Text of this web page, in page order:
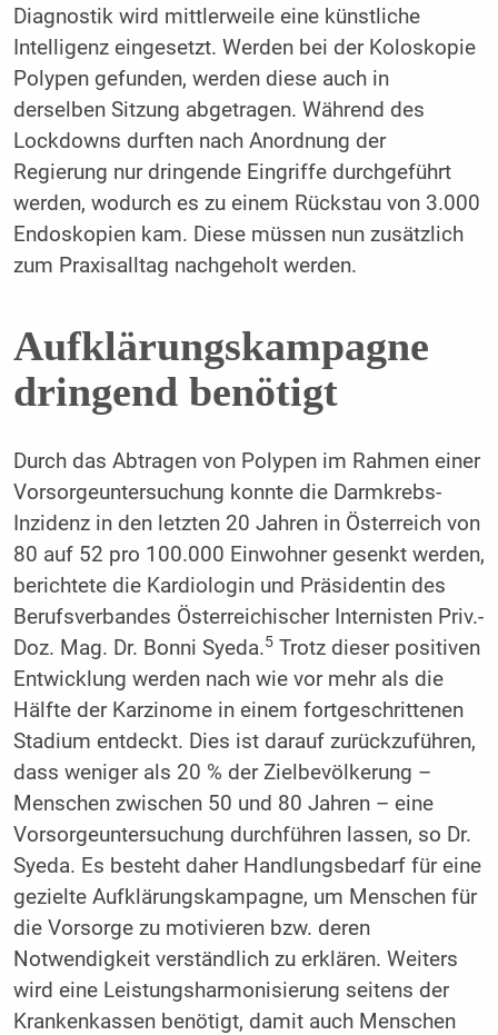
Diagnostik wird mittlerweile eine künstliche
Intelligenz eingesetzt. Werden bei der Koloskopie
Polypen gefunden, werden diese auch in
derselben Sitzung abgetragen. Während des
Lockdowns durften nach Anordnung der
Regierung nur dringende Eingriffe durchgeführt
werden, wodurch es zu einem Rückstau von 3.000
Endoskopien kam. Diese müssen nun zusätzlich
zum Praxisalltag nachgeholt werden.
Aufklärungskampagne
dringend benötigt
Durch das Abtragen von Polypen im Rahmen einer
Vorsorgeuntersuchung konnte die Darmkrebs-
Inzidenz in den letzten 20 Jahren in Österreich von
80 auf 52 pro 100.000 Einwohner gesenkt werden,
berichtete die Kardiologin und Präsidentin des
Berufsverbandes Österreichischer Internisten Priv.-
Doz. Mag. Dr. Bonni Syeda.5Trotz dieser positiven
Entwicklung werden nach wie vor mehr als die
Hälfte der Karzinome in einem fortgeschrittenen
Stadium entdeckt. Dies ist darauf zurückzuführen,
dass weniger als 20 % der Zielbevölkerung –
Menschen zwischen 50 und 80 Jahren – eine
Vorsorgeuntersuchung durchführen lassen, so Dr.
Syeda. Es besteht daher Handlungsbedarf für eine
gezielte Aufklärungskampagne, um Menschen für
die Vorsorge zu motivieren bzw. deren
Notwendigkeit verständlich zu erklären. Weiters
wird eine Leistungsharmonisierung seitens der
Krankenkassen benötigt, damit auch Menschen